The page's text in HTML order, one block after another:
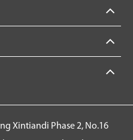
Xintiandi Phase 2, No.16